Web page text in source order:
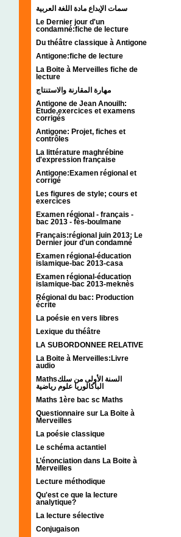
سمات الإبداع مادة اللغة العربية
Le Dernier jour d'un
condamné:fiche de lecture
Du théâtre classique à Antigone
Antigone:fiche de lecture
La Boite à Merveilles fiche de
lecture
مهارة المقارنة والاستنتاج
Antigone de Jean Anouilh:
Etude,exercices et examens
corrigés
Antigone: Projet, fiches et
contrôles
La littérature maghrébine
d'expression française
Antigone:Examen régional et
corrigé
Les figures de style; cours et
exercices
Examen régional - français -
bac 2013 - fès-boulmane
Français:régional juin 2013; Le
Dernier jour d'un condamné
Examen régional-éducation
islamique-bac 2013-casa
Examen régional-éducation
islamique-bac 2013-meknès
Régional du bac: Production
écrite
La poésie en vers libres
Lexique du théâtre
LA SUBORDONNEE RELATIVE
La Boite à Merveilles:Livre
audio
Mathsالسنة الأولى من سلك
الباكالوريا علوم رياضية
Maths 1ère bac sc Maths
Questionnaire sur La Boite à
Merveilles
La poésie classique
Le schéma actantiel
L’énonciation dans La Boite à
Merveilles
Lecture méthodique
Qu'est ce que la lecture
analytique?
La lecture sélective
Conjugaison